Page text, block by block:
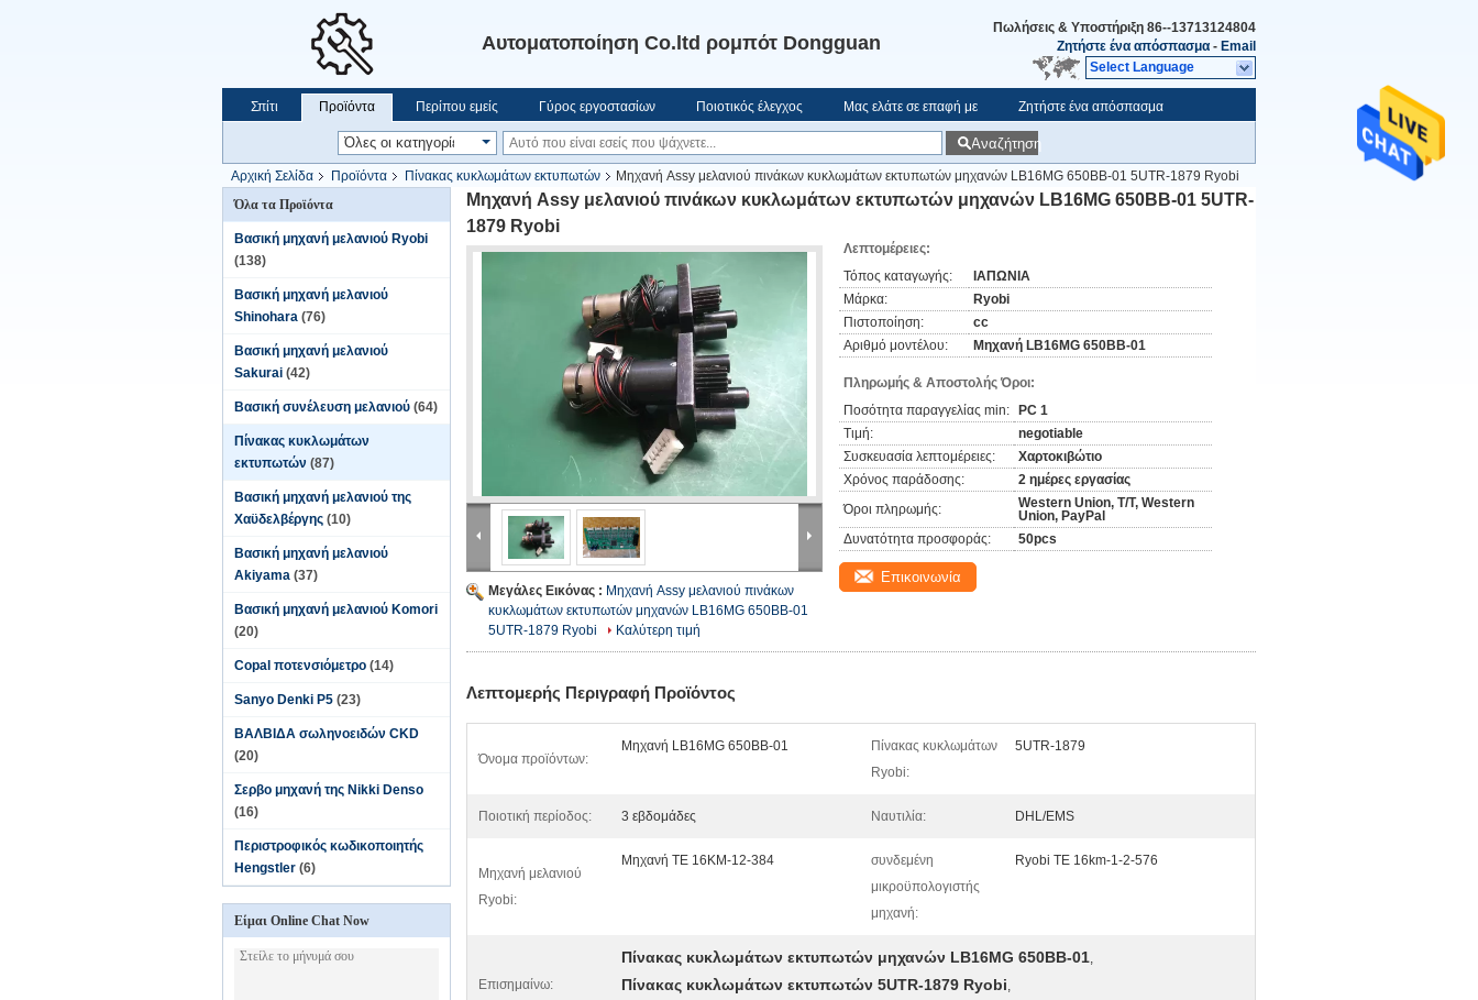
Αυτοματοποίηση Co.ltd ρομπότ Dongguan
Πωλήσεις & Υποστήριξη 86--13713124804
Ζητήστε ένα απόσπασμα - Email
Select Language
Σπίτι Προϊόντα Περίπου εμείς Γύρος εργοστασίων Ποιοτικός έλεγχος Μας ελάτε σε επαφή με Ζητήστε ένα απόσπασμα
Αναζήτηση
Αρχική Σελίδα Προϊόντα Πίνακας κυκλωμάτων εκτυπωτών
Μηχανή Assy μελανιού πινάκων κυκλωμάτων εκτυπωτών μηχανών LB16MG 650BB-01 5UTR-1879 Ryobi
Όλα τα Προϊόντα
Βασική μηχανή μελανιού Ryobi
(138)
Βασική μηχανή μελανιού
Shinohara (76)
Βασική μηχανή μελανιού
Sakurai (42)
Βασική συνέλευση μελανιού (64)
Πίνακας κυκλωμάτων
εκτυπωτών (87)
Βασική μηχανή μελανιού της
Χαϋδελβέργης (10)
Βασική μηχανή μελανιού
Akiyama (37)
Βασική μηχανή μελανιού Komori
(20)
Copal ποτενσιόμετρο (14)
Sanyo Denki P5 (23)
ΒΑΛΒΙΔΑ σωληνοειδών CKD
(20)
Σερβο μηχανή της Nikki Denso
(16)
Περιστροφικός κωδικοποιητής
Hengstler (6)
Είμαι Online Chat Now
Μηχανή Assy μελανιού πινάκων κυκλωμάτων εκτυπωτών μηχανών LB16MG 650BB-01 5UTR-
1879 Ryobi
Μεγάλες Εικόνας : Μηχανή Assy μελανιού πινάκων
κυκλωμάτων εκτυπωτών μηχανών LB16MG 650BB-01
5UTR-1879 Ryobi
Καλύτερη τιμή
Λεπτομέρειες:
Τόπος καταγωγής:
ΙΑΠΩΝΙΑ
Μάρκα:
Ryobi
Πιστοποίηση:
cc
Αριθμό μοντέλου:
Μηχανή LB16MG 650BB-01
Πληρωμής & Αποστολής Όροι:
Ποσότητα παραγγελίας min:
PC 1
Τιμή:
negotiable
Συσκευασία λεπτομέρειες:
Χαρτοκιβώτιο
Χρόνος παράδοσης:
2 ημέρες εργασίας
Όροι πληρωμής:
Western Union, T/T, Western
Union, PayPal
Δυνατότητα προσφοράς:
50pcs
Επικοινωνία
Λεπτομερής Περιγραφή Προϊόντος
Όνομα προϊόντων:
Μηχανή LB16MG 650BB-01
Πίνακας κυκλωμάτων
Ryobi:
5UTR-1879
Ποιοτική περίοδος: 3 εβδομάδες Ναυτιλία: DHL/EMS
Μηχανή μελανιού
Ryobi:
Μηχανή TE 16KM-12-384
συνδεμένη
μικροϋπολογιστής
μηχανή:
Ryobi TE 16km-1-2-576
Επισημαίνω:
Πίνακας κυκλωμάτων εκτυπωτών μηχανών LB16MG 650BB-01,
Πίνακας κυκλωμάτων εκτυπωτών 5UTR-1879 Ryobi,